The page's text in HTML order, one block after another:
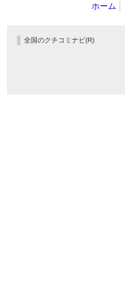
ホーム
全国のクチコミナビ(R)